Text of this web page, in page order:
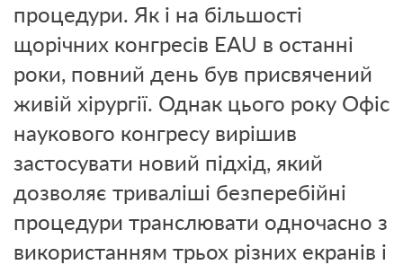
процедури. Як і на більшості
щорічних конгресів EAU в останні
роки, повний день був присвячений
живій хірургії. Однак цього року Офіс
наукового конгресу вирішив
застосувати новий підхід, який
дозволяє триваліші безперебійні
процедури транслювати одночасно з
використанням трьох різних екранів і